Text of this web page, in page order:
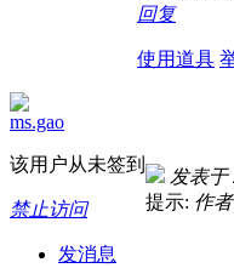
回复
使用道具
ms.gao
该用户从未签到
禁止访问
发消息
发表于
提示: 作